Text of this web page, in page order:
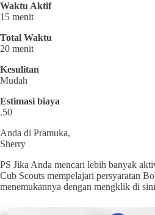
Waktu Aktif
15 menit
Total Waktu
20 menit
Kesulitan
Mudah
Estimasi biaya
.50
Anda di Pramuka,
Sherry
PS Jika Anda mencari lebih banyak
Cub Scouts mempelajari persyaratan
menemukannya dengan mengklik di